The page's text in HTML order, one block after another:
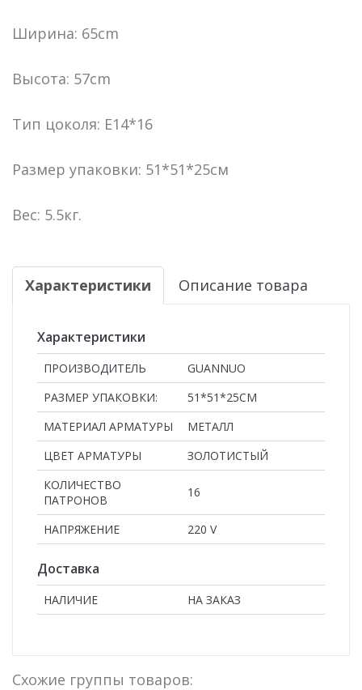
Ширина: 65cm
Высота: 57cm
Тип цоколя: E14*16
Размер упаковки: 51*51*25см
Вес: 5.5кг.
Характеристики Описание товара
Характеристики
ПРОИЗВОДИТЕЛЬ
GUANNUO
РАЗМЕР УПАКОВКИ:
51*51*25СМ
МАТЕРИАЛ АРМАТУРЫ
МЕТАЛЛ
ЦВЕТ АРМАТУРЫ
ЗОЛОТИСТЫЙ
КОЛИЧЕСТВО
ПАТРОНОВ
16
НАПРЯЖЕНИЕ 220 V
Доставка
НАЛИЧИЕ НА ЗАКАЗ
Схожие группы товаров: